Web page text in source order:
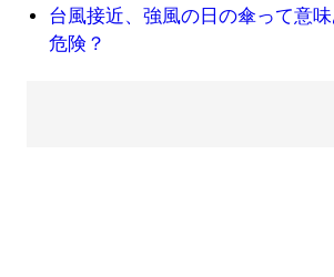
台風接近、強風の日の傘って意
危険？